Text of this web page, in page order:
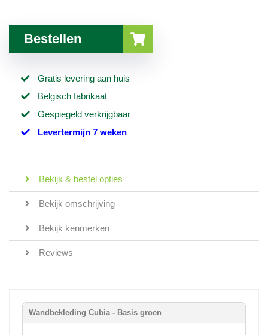
Bestellen
Gratis levering aan huis
Belgisch fabrikaat
Gespiegeld verkrijgbaar
Levertermijn 7 weken
Bekijk & bestel opties
Bekijk omschrijving
Bekijk kenmerken
Reviews
Wandbekleding Cubia - Basis groen